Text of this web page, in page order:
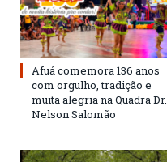
Afuá comemora 136 anos
com orgulho, tradição e
muita alegria na Quadra Dr.
Nelson Salomão